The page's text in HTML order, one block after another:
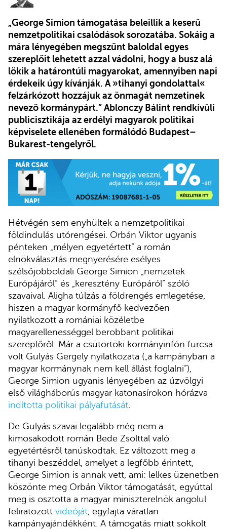
„George Simion támogatása beleillik a keserű
nemzetpolitikai csalódások sorozatába. Sokáig a
mára lényegében megszűnt baloldal egyes
szereplőit lehetett azzal vádolni, hogy a busz alá
lökik a határontúli magyarokat, amennyiben napi
érdekeik úgy kívánják. A »tihanyi gondolattal«
felzárkózott hozzájuk az önmagát nemzetinek
nevező kormánypárt.” Ablonczy Bálint rendkívüli
publicisztikája az erdélyi magyarok politikai
képviselete ellenében formálódó Budapest–
Bukarest-tengelyről.
Hétvégén sem enyhültek a nemzetpolitikai
földindulás utórengései. Orbán Viktor ugyanis
pénteken „mélyen egyetértett” a román
elnökválasztás megnyerésére esélyes
szélsőjobboldali George Simion „nemzetek
Európájáról” és „keresztény Európáról” szóló
szavaival. Aligha túlzás a földrengés emlegetése,
hiszen a magyar kormányfő kedvezően
nyilatkozott a romániai közéletbe
magyarellenességgel berobbant politikai
szereplőről. Már a csütörtöki kormányinfón furcsa
volt Gulyás Gergely nyilatkozata („a kampányban a
magyar kormánynak nem kell állást foglalni”),
George Simion ugyanis lényegében az úzvölgyi
első világháborús magyar katonasírokon hórázva
indította politikai pályafutását.
De Gulyás szavai legalább még nem a
kimosakodott román Bede Zsolttal való
egyetértésről tanúskodtak. Ez változott meg a
tihanyi beszéddel, amelyet a legfőbb érintett,
George Simion is annak vett, ami: lelkes üzenetben
köszönte meg Orbán Viktor támogatását, egyúttal
meg is osztotta a magyar miniszterelnök angolul
feliratozott videóját, egyfajta váratlan
kampányajándékként. A támogatás miatt sokkolt